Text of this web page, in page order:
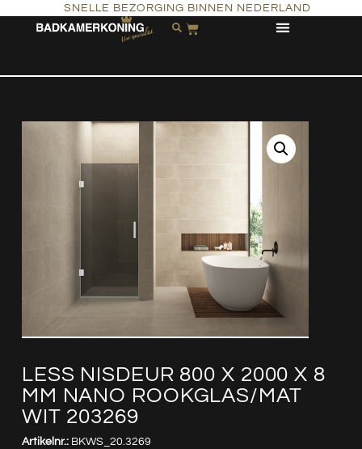
SNELLE BEZORGING BINNEN NEDERLAND
LESS NISDEUR 800 X 2000 X 8
MM NANO ROOKGLAS/MAT
WIT 203269
Artikelnr.: BKWS_20.3269